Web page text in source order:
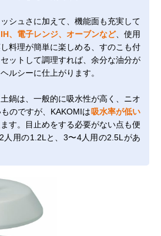
シュさに加えて、機能面も充実して
、電子レンジ、オーブンなど、使用
料理が簡単に楽しめる、すのこも付
ットして調理すれば、余分な油分が
ルシーに仕上がります。
鍋は、一般的に吸水性が高く、ニオ
のですが、KAKOMIは 吸水率が低い
ます。目止めをする必要がない点も便
人用の1.2Lと、3〜4人用の2.5Lがあ